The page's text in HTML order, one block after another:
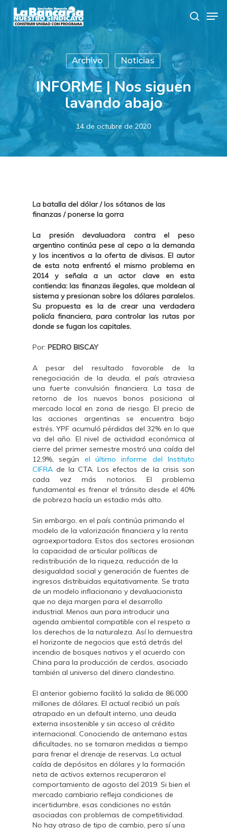
main
search
Archivo Noticias
INFORME | Nos siguen
lavando abajo
14 de octubre de 2020
La batalla del dólar / los sótanos de las
finanzas / ponerse la gorra
La presión devaluadora contra el peso
argentino continúa pese al cepo a la demanda
y los incentivos a la oferta de divisas. El autor
de esta nota enfrentó el mismo problema en
2014 y señala a un actor clave en esta
contienda: las finanzas ilegales, que moldean al
sistema y presionan sobre los dólares paralelos.
Su propuesta es la de crear una verdadera
policía financiera, para controlar las rutas por
donde se fugan los capitales.
Por: PEDRO BISCAY
A pesar del resultado favorable de la
renegociación de la deuda, el país atraviesa
una fuerte convulsión financiera. La tasa de
retorno de los nuevos bonos posiciona al
mercado local en zona de riesgo. El precio de
las acciones argentinas se encuentra bajo
estrés. YPF acumuló pérdidas del 32% en lo que
va del año. El nivel de actividad económica al
cierre del primer semestre mostró una caída del
12,9%, según el último informe del Instituto
CIFRA de la CTA. Los efectos de la crisis son
cada vez más notorios. El problema
fundamental es frenar el tránsito desde el 40%
de pobreza hacía un estadio más alto.
Sin embargo, en el país continúa primando el
modelo de la valorización financiera y la renta
agroexportadora. Estos dos sectores erosionan
la capacidad de articular políticas de
redistribución de la riqueza, reducción de la
desigualdad social y generación de fuentes de
ingresos distribuidas equitativamente. Se trata
de un modelo inflacionario y devaluacionista
que no deja margen para el desarrollo
industrial. Menos aun para introducir una
agenda ambiental compatible con el respeto a
los derechos de la naturaleza. Así lo demuestra
el horizonte de negocios que está detrás del
incendio de bosques nativos y el acuerdo con
China para la producción de cerdos, asociado
también al universo del dinero clandestino.
El anterior gobierno facilitó la salida de 86.000
millones de dólares. El actual recibió un país
atrapado en un default interno, una deuda
externa insostenible y sin acceso al crédito
internacional. Conociendo de antemano estas
dificultades, no se tomaron medidas a tiempo
para frenar el drenaje de reservas. La actual
caída de depósitos en dólares y la formación
neta de activos externos recuperaron el
comportamiento de agosto del 2019. Si bien el
mercado cambiario refleja condiciones de
incertidumbre, esas condiciones no están
asociadas con problemas de competitividad.
No hay atraso de tipo de cambio, pero sí una